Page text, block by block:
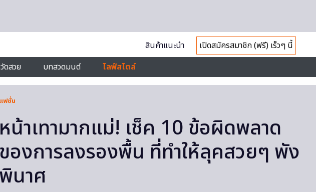
สินค้าแนะนำ
เปิดสมัครสมาชิก (ฟรี) เร็วๆ นี้
วัดสวย บทสวดมนต์ ไลฟ์สไตล์
แฟชั่น
หน้าเทามากแม่! เช็ค 10 ข้อผิดพลาด
ของการลงรองพื้น ที่ทำให้ลุคสวยๆ พัง
พินาศ